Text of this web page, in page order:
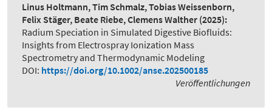
Linus Holtmann, Tim Schmalz, Tobias Weissenborn,
Felix Stäger, Beate Riebe, Clemens Walther (2025):
Radium Speciation in Simulated Digestive Biofluids:
Insights from Electrospray Ionization Mass
Spectrometry and Thermodynamic Modeling
DOI: https://doi.org/10.1002/anse.202500185
Veröffentlichungen